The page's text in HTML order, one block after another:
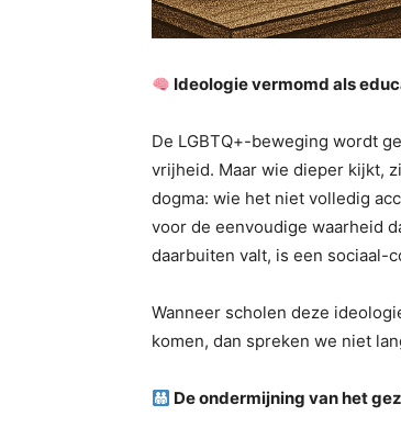
Ideologie vermomd als
De LGBTQ+-beweging wordt
vrijheid. Maar wie dieper kijkt,
dogma: wie het niet volledig
voor de eenvoudige waarheid
daarbuiten valt, is een sociaal-
Wanneer scholen deze
komen, dan spreken we niet
De ondermijning van het